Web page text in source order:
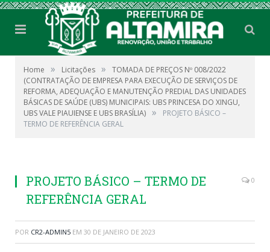
Home » Licitações »
TOMADA DE PREÇOS Nº 008/2022
(CONTRATAÇÃO DE EMPRESA PARA EXECUÇÃO DE SERVIÇOS DE
REFORMA, ADEQUAÇÃO E MANUTENÇÃO PREDIAL DAS UNIDADES
BÁSICAS DE SAÚDE (UBS) MUNICIPAIS: UBS PRINCESA DO XINGU,
UBS VALE PIAUIENSE E UBS BRASÍLIA) »
PROJETO BÁSICO –
TERMO DE REFERÊNCIA GERAL
PROJETO BÁSICO – TERMO DE
REFERÊNCIA GERAL
0
POR CR2-ADMIN5 EM 30 DE JANEIRO DE 2023